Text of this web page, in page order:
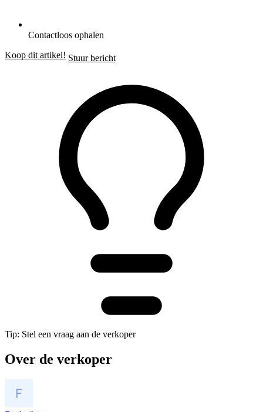
Contactloos ophalen
Koop dit artikel! Stuur bericht
Tip: Stel een vraag aan de verkoper
Over de verkoper